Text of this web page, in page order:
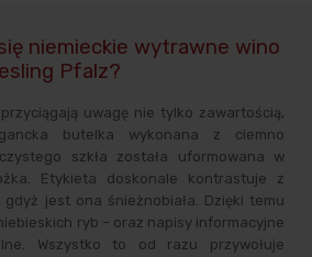
niemieckie wytrawne wino
Pfalz?
uwagę nie tylko zawartością,
butelka wykonana z ciemno
szkła została uformowana w
Etykieta doskonale kontrastuje z
gdyż jest ona śnieżnobiała. Dzięki temu
ryb – oraz napisy informacyjne
Wszystko to od razu przywołuje